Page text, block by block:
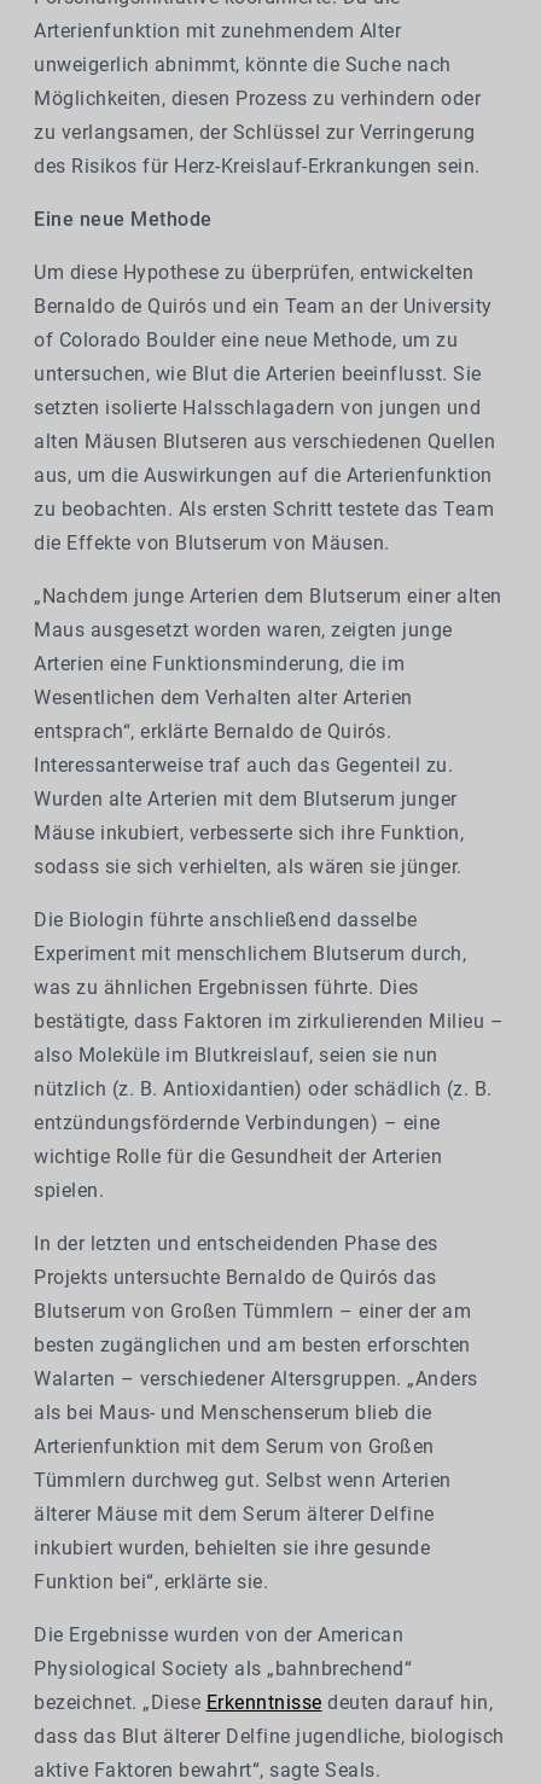
Arterienfunktion mit zunehmendem Alter
unweigerlich abnimmt, könnte die Suche nach
Möglichkeiten, diesen Prozess zu verhindern oder
zu verlangsamen, der Schlüssel zur Verringerung
des Risikos für Herz-Kreislauf-Erkrankungen sein.
Eine neue Methode
Um diese Hypothese zu überprüfen, entwickelten
Bernaldo de Quirós und ein Team an der University
of Colorado Boulder eine neue Methode, um zu
untersuchen, wie Blut die Arterien beeinflusst. Sie
setzten isolierte Halsschlagadern von jungen und
alten Mäusen Blutseren aus verschiedenen Quellen
aus, um die Auswirkungen auf die Arterienfunktion
zu beobachten. Als ersten Schritt testete das Team
die Effekte von Blutserum von Mäusen.
„Nachdem junge Arterien dem Blutserum einer alten
Maus ausgesetzt worden waren, zeigten junge
Arterien eine Funktionsminderung, die im
Wesentlichen dem Verhalten alter Arterien
entsprach“, erklärte Bernaldo de Quirós.
Interessanterweise traf auch das Gegenteil zu.
Wurden alte Arterien mit dem Blutserum junger
Mäuse inkubiert, verbesserte sich ihre Funktion,
sodass sie sich verhielten, als wären sie jünger.
Die Biologin führte anschließend dasselbe
Experiment mit menschlichem Blutserum durch,
was zu ähnlichen Ergebnissen führte. Dies
bestätigte, dass Faktoren im zirkulierenden Milieu –
also Moleküle im Blutkreislauf, seien sie nun
nützlich (z. B. Antioxidantien) oder schädlich (z. B.
entzündungsfördernde Verbindungen) – eine
wichtige Rolle für die Gesundheit der Arterien
spielen.
In der letzten und entscheidenden Phase des
Projekts untersuchte Bernaldo de Quirós das
Blutserum von Großen Tümmlern – einer der am
besten zugänglichen und am besten erforschten
Walarten – verschiedener Altersgruppen. „Anders
als bei Maus- und Menschenserum blieb die
Arterienfunktion mit dem Serum von Großen
Tümmlern durchweg gut. Selbst wenn Arterien
älterer Mäuse mit dem Serum älterer Delfine
inkubiert wurden, behielten sie ihre gesunde
Funktion bei“, erklärte sie.
Die Ergebnisse wurden von der American
Physiological Society als „bahnbrechend“
bezeichnet. „Diese Erkenntnisse deuten darauf hin,
dass das Blut älterer Delfine jugendliche, biologisch
aktive Faktoren bewahrt“, sagte Seals.